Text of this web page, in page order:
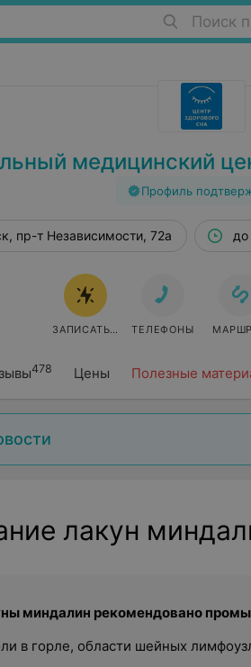
Поиск
медицинский
Профиль
478 Цены Полезные
пр-т Независимости, 72а до
ЗАПИСАТЬСЯ ОНЛАЙН
ТЕЛЕФОНЫ
лакун
миндалин рекомендовано
в горле, области шейных